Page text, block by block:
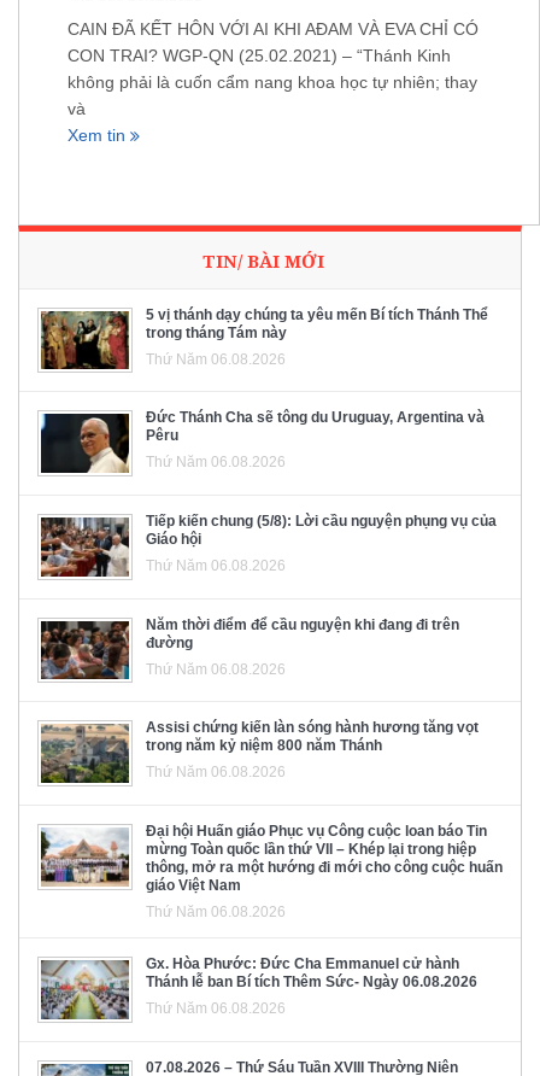
CAIN ĐÃ KẾT HÔN VỚI AI KHI AĐAM VÀ EVA CHỈ CÓ
CON TRAI? WGP-QN (25.02.2021) – “Thánh Kinh
không phải là cuốn cẩm nang khoa học tự nhiên; thay
và
Xem tin
TIN/ BÀI MỚI
5 vị thánh dạy chúng ta yêu mến Bí tích Thánh Thể
trong tháng Tám này
Thứ Năm 06.08.2026
Đức Thánh Cha sẽ tông du Uruguay, Argentina và
Pêru
Thứ Năm 06.08.2026
Tiếp kiến chung (5/8): Lời cầu nguyện phụng vụ của
Giáo hội
Thứ Năm 06.08.2026
Năm thời điểm để cầu nguyện khi đang đi trên
đường
Thứ Năm 06.08.2026
Assisi chứng kiến làn sóng hành hương tăng vọt
trong năm kỷ niệm 800 năm Thánh
Thứ Năm 06.08.2026
Đại hội Huấn giáo Phục vụ Công cuộc loan báo Tin
mừng Toàn quốc lần thứ VII – Khép lại trong hiệp
thông, mở ra một hướng đi mới cho công cuộc huấn
giáo Việt Nam
Thứ Năm 06.08.2026
Gx. Hòa Phước: Đức Cha Emmanuel cử hành
Thánh lễ ban Bí tích Thêm Sức- Ngày 06.08.2026
Thứ Năm 06.08.2026
07.08.2026 – Thứ Sáu Tuần XVIII Thường Niên